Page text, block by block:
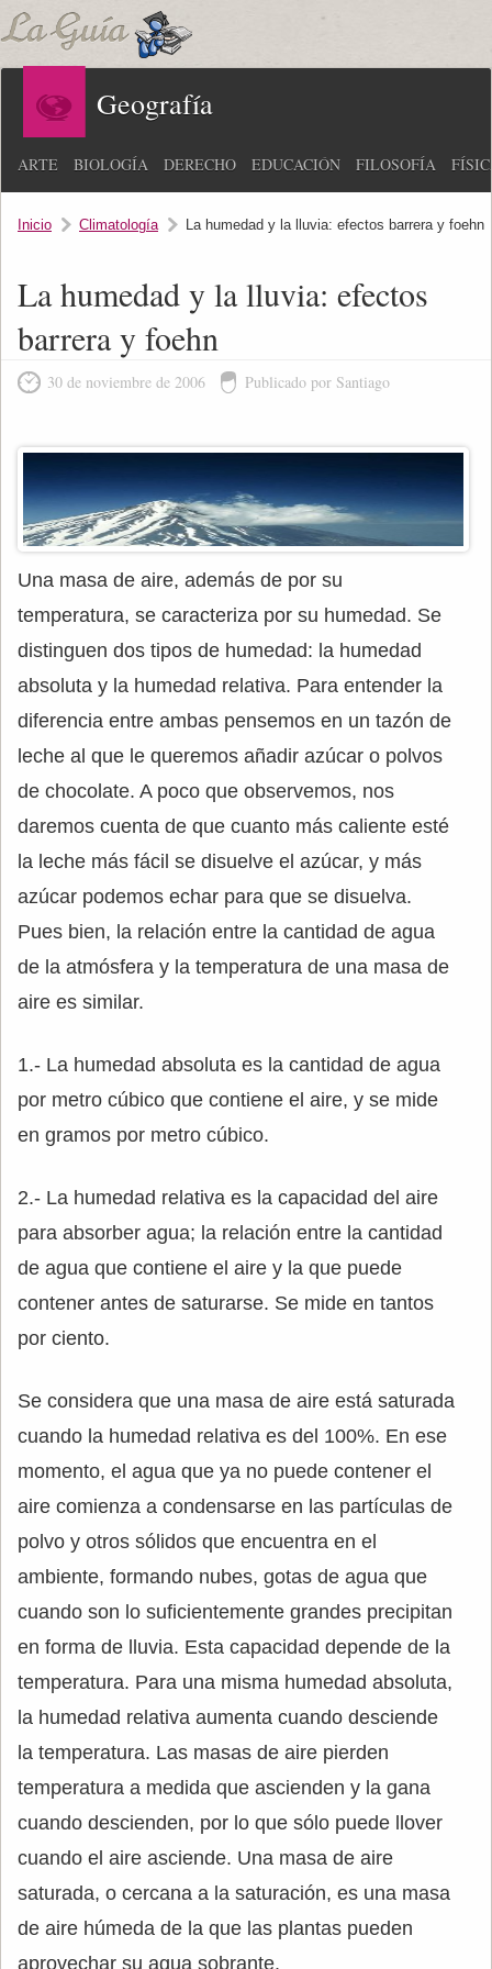
Geografía
ARTE BIOLOGÍA DERECHO EDUCACIÓN FILOSOFÍA
Inicio Climatología La humedad y la lluvia: efectos barrera y foehn
La humedad y la lluvia: efectos
barrera y foehn
30 de noviembre de 2006 Publicado por Santiago
Una masa de aire, además de por su
temperatura, se caracteriza por su humedad. Se
distinguen dos tipos de humedad: la humedad
absoluta y la humedad relativa. Para entender la
diferencia entre ambas pensemos en un tazón de
leche al que le queremos añadir azúcar o polvos
de chocolate. A poco que observemos, nos
daremos cuenta de que cuanto más caliente esté
la leche más fácil se disuelve el azúcar, y más
azúcar podemos echar para que se disuelva.
Pues bien, la relación entre la cantidad de agua
de la atmósfera y la temperatura de una masa de
aire es similar.
1.- La humedad absoluta es la cantidad de agua
por metro cúbico que contiene el aire, y se mide
en gramos por metro cúbico.
2.- La humedad relativa es la capacidad del aire
para absorber agua; la relación entre la cantidad
de agua que contiene el aire y la que puede
contener antes de saturarse. Se mide en tantos
por ciento.
Se considera que una masa de aire está saturada
cuando la humedad relativa es del 100%. En ese
momento, el agua que ya no puede contener el
aire comienza a condensarse en las partículas de
polvo y otros sólidos que encuentra en el
ambiente, formando nubes, gotas de agua que
cuando son lo suficientemente grandes precipitan
en forma de lluvia. Esta capacidad depende de la
temperatura. Para una misma humedad absoluta,
la humedad relativa aumenta cuando desciende
la temperatura. Las masas de aire pierden
temperatura a medida que ascienden y la gana
cuando descienden, por lo que sólo puede llover
cuando el aire asciende. Una masa de aire
saturada, o cercana a la saturación, es una masa
de aire húmeda de la que las plantas pueden
aprovechar su agua sobrante.